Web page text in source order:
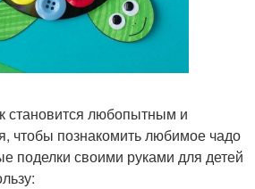
становится любопытным и
чтобы познакомить любимое чадо
поделки своими руками для детей